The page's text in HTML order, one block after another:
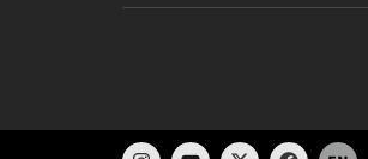
F
X
Y
I